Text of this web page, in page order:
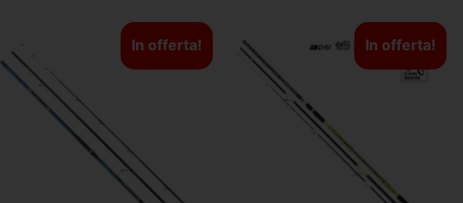
In offerta! In offerta!